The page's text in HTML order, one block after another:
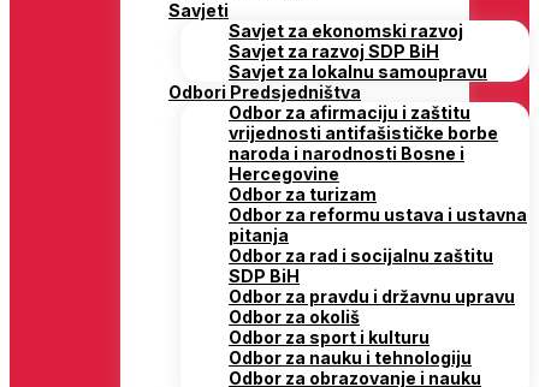
Savjeti
Savjet za ekonomski razvoj
Savjet za razvoj SDP BiH
Savjet za lokalnu samoupravu
Odbori Predsjedništva
Odbor za afirmaciju i zaštitu
vrijednosti antifašističke borbe
naroda i narodnosti Bosne i
Hercegovine
Odbor za turizam
Odbor za reformu ustava i ustavna
pitanja
Odbor za rad i socijalnu zaštitu
SDP BiH
Odbor za pravdu i državnu upravu
Odbor za okoliš
Odbor za sport i kulturu
Odbor za nauku i tehnologiju
Odbor za obrazovanje i nauku